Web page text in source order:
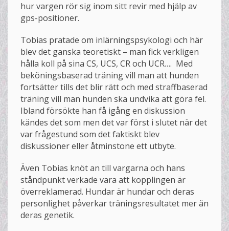
hur vargen rör sig inom sitt revir med hjälp av
gps-positioner.
Tobias pratade om inlärningspsykologi och här
blev det ganska teoretiskt – man fick verkligen
hålla koll på sina CS, UCS, CR och UCR…. Med
beköningsbaserad träning vill man att hunden
fortsätter tills det blir rätt och med straffbaserad
träning vill man hunden ska undvika att göra fel.
Ibland försökte han få igång en diskussion
kändes det som men det var först i slutet när det
var frågestund som det faktiskt blev
diskussioner eller åtminstone ett utbyte.
Även Tobias knöt an till vargarna och hans
ståndpunkt verkade vara att kopplingen är
överreklamerad. Hundar är hundar och deras
personlighet påverkar träningsresultatet mer än
deras genetik.